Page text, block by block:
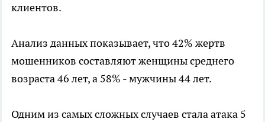
клиентов.
Анализ данных показывает, что 42% жертв
мошенников составляют женщины среднего
возраста 46 лет, а 58% - мужчины 44 лет.
Одним из самых сложных случаев стала атака 5